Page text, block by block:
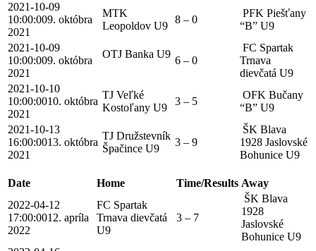
2021-10-09
10:00:009. októbra
2021
MTK
Leopoldov U9
8 – 0
PFK Piešťany
“B” U9
2021-10-09
10:00:009. októbra
2021
OTJ Banka U9
6 – 0
FC Spartak
Trnava
dievčatá U9
2021-10-10
10:00:0010. októbra
2021
TJ Veľké
Kostoľany U9
3 – 5
OFK Bučany
“B” U9
2021-10-13
16:00:0013. októbra
2021
TJ Družstevník
Špačince U9
3 – 9
ŠK Blava
1928 Jaslovské
Bohunice U9
Date Home Time/Results Away
2022-04-12
17:00:0012. apríla
2022
FC Spartak
Trnava dievčatá
U9
3 – 7
ŠK Blava
1928
Jaslovské
Bohunice U9